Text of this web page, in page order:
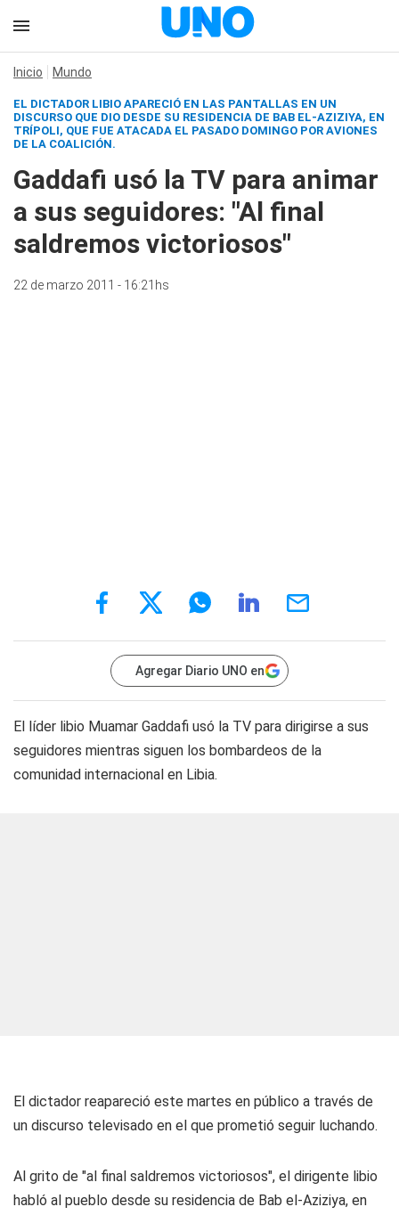
Inicio Mundo
EL DICTADOR LIBIO APARECIÓ EN LAS PANTALLAS EN UN
DISCURSO QUE DIO DESDE SU RESIDENCIA DE BAB EL-AZIZIYA, EN
TRÍPOLI, QUE FUE ATACADA EL PASADO DOMINGO POR AVIONES
DE LA COALICIÓN.
Gaddafi usó la TV para animar
a sus seguidores: "Al final
saldremos victoriosos"
22 de marzo 2011 - 16:21hs
Agregar Diario UNO en
El líder libio Muamar Gaddafi usó la TV para dirigirse a sus
seguidores mientras siguen los bombardeos de la
comunidad internacional en Libia.
El dictador reapareció este martes en público a través de
un discurso televisado en el que prometió seguir luchando.
Al grito de "al final saldremos victoriosos", el dirigente libio
habló al pueblo desde su residencia de Bab el-Aziziya, en